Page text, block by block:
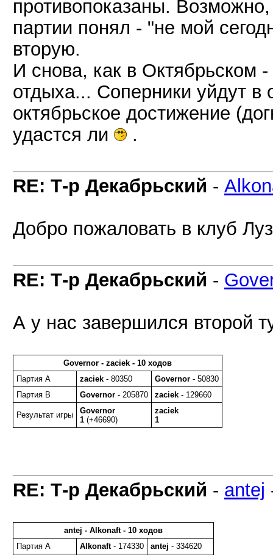
противопоказаны.
партии понял - "не мой
вторую.
И снова, как в Октябрьском
отдыха... Соперники уйдут в
октябрьское достижение
удастся ли
.
RE: Т-р Декабрьский -
Добро пожаловать в клуб
RE: Т-р Декабрьский -
А у нас завершился второй
Governor - zaciek - 10 ходов
Партия A
zaciek - 80350 Governor - 50830
Партия B
Governor - 205870 zaciek - 129660
Результат игры
Governor
1 (+46690)
zaciek
1
RE: Т-р Декабрьский - antej
antej - Alkonaft - 10 ходов
Партия A
Alkonaft- 174330 antej - 334620